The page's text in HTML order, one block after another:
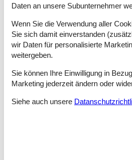
Ein seichtes Landschaftsprofil, die
Halbinsel-Region Bretagne zählen zu
Charakterzügen.
Für Inselurlaub finden Sie den
Frankreich beispielsweise 200
französischen Festland auf Korsika,
Mittelmeer, die sich durch karibisch
ausgedehnte Gebirgslandschaften
Im Atlantik residieren Sie etwa auf der
Daten an unsere Subunternehmer
Wenn Sie die Verwendung aller
Sie sich damit einverstanden
wir Daten für personalisierte
weitergeben.
Sie können Ihre Einwilligung in
Marketing jederzeit ändern oder
Siehe auch unsere